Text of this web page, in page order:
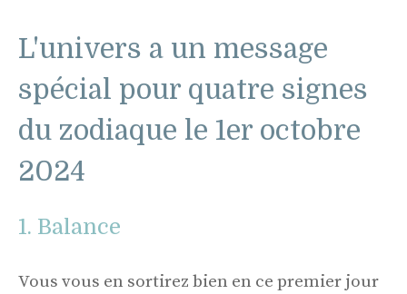
L'univers a un message
spécial pour quatre signes
du zodiaque le 1er octobre
2024
1. Balance
Vous vous en sortirez bien en ce premier jour